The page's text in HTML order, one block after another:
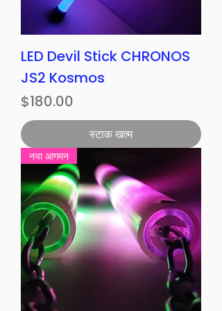
LED Devil Stick CHRONOS
JS2 Kosmos
मूल्य
$180.00
स्टाक खत्म
नया आगमन